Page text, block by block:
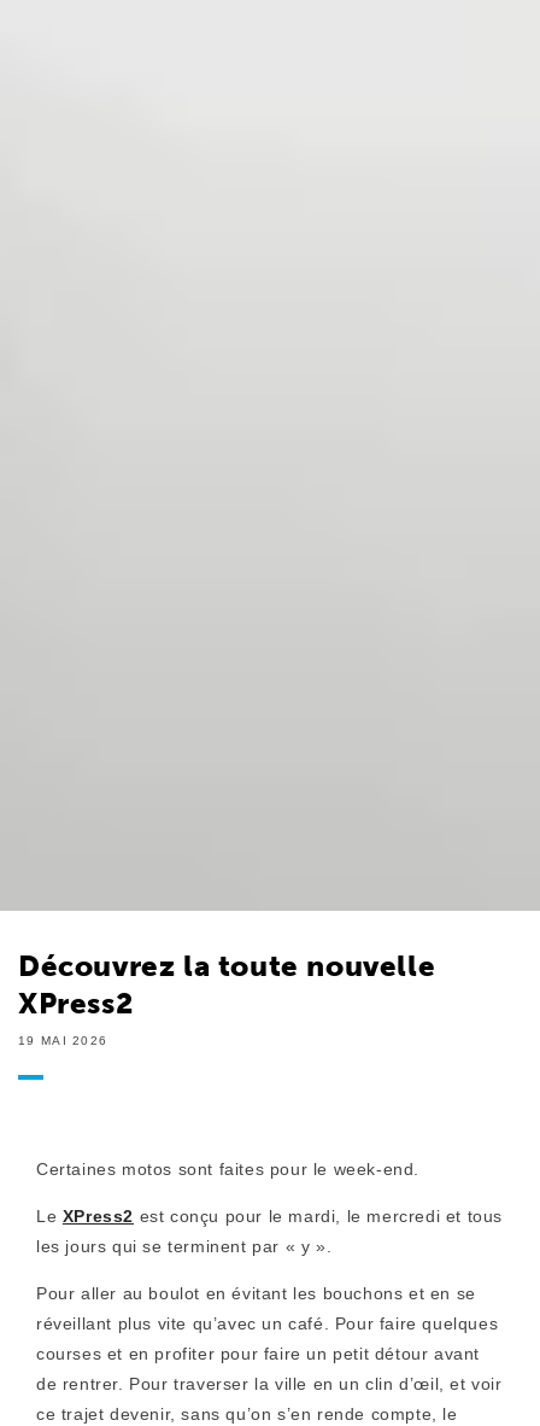
Découvrez la toute nouvelle
XPress2
19 MAI 2026
Certaines motos sont faites pour le week-end.
Le XPress2 est conçu pour le mardi, le mercredi et tous
les jours qui se terminent par « y ».
Pour aller au boulot en évitant les bouchons et en se
réveillant plus vite qu’avec un café. Pour faire quelques
courses et en profiter pour faire un petit détour avant
de rentrer. Pour traverser la ville en un clin d’œil, et voir
ce trajet devenir, sans qu’on s’en rende compte, le